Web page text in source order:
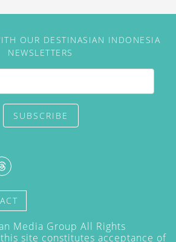
OUR DESTINASIAN INDONESIA
NEWSLETTERS
SUBSCRIBE
Media Group All Rights
site constitutes acceptance of